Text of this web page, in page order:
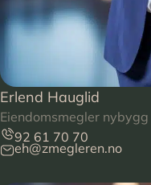
Erlend Hauglid
Eiendomsmegler nybygg
92 61 70 70
eh@zmegleren.no